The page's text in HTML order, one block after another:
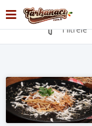
Filtrele